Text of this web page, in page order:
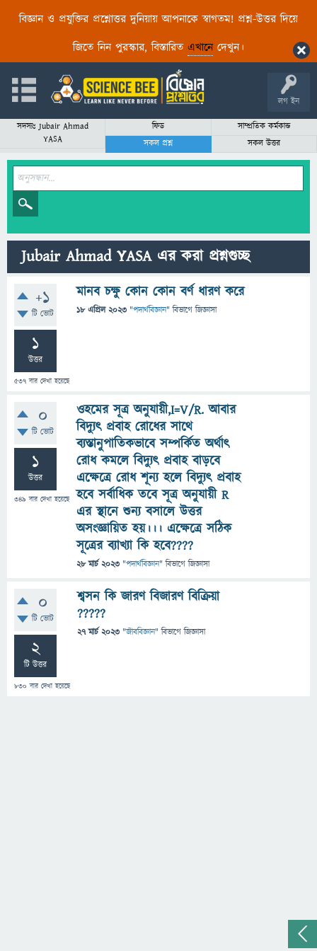
বিজ্ঞান ও প্রযুক্তির প্রশ্নোত্তর দুনিয়ায় আপনাকে স্বাগতম! প্রশ্ন-উত্তর দিয়ে
জিতে নিন পুরস্কার, বিস্তারিত এখানেদেখুন।
লগ ইন
সদস্যঃ Jubair Ahmad
YASA
ফিড
সাম্প্রতিক কর্মকান্ড
সকল প্রশ্ন
সকল উত্তর
Jubair Ahmad YASA এর করা প্রশ্নগুচ্ছ
+1
টি ভোট
1
উত্তর
537 বার দেখা হয়েছে
মানব চক্ষু কোন কোন বর্ণ ধারণ করে
18 এপ্রিল 2023 "পদার্থবিজ্ঞান" বিভাগে জিজ্ঞাসা
0
টি ভোট
1
উত্তর
349 বার দেখা হয়েছে
ওহমের সূত্র অনুযায়ী,I=V/R. আবার
বিদ্যুৎ প্রবাহ রোধের সাথে
ব্যস্তানুপাতিকভাবে সম্পর্কিত অর্থাৎ
রোধ কমলে বিদ্যুৎ প্রবাহ বাড়বে
এক্ষেত্রে রোধ শূন্য হলে বিদ্যুৎ প্রবাহ
হবে সর্বাধিক তবে সূত্র অনুযায়ী R
এর স্থানে শুন্য বসালে উত্তর
অসংজ্ঞায়িত হয়।।। এক্ষেত্রে সঠিক
সূত্রের ব্যাখ্যা কি হবে????
28 মার্চ 2023 "পদার্থবিজ্ঞান" বিভাগে জিজ্ঞাসা
0
টি ভোট
2
টি উত্তর
830 বার দেখা হয়েছে
শ্বসন কি জারণ বিজারণ বিক্রিয়া
?????
27 মার্চ 2023 "জীববিজ্ঞান" বিভাগে জিজ্ঞাসা